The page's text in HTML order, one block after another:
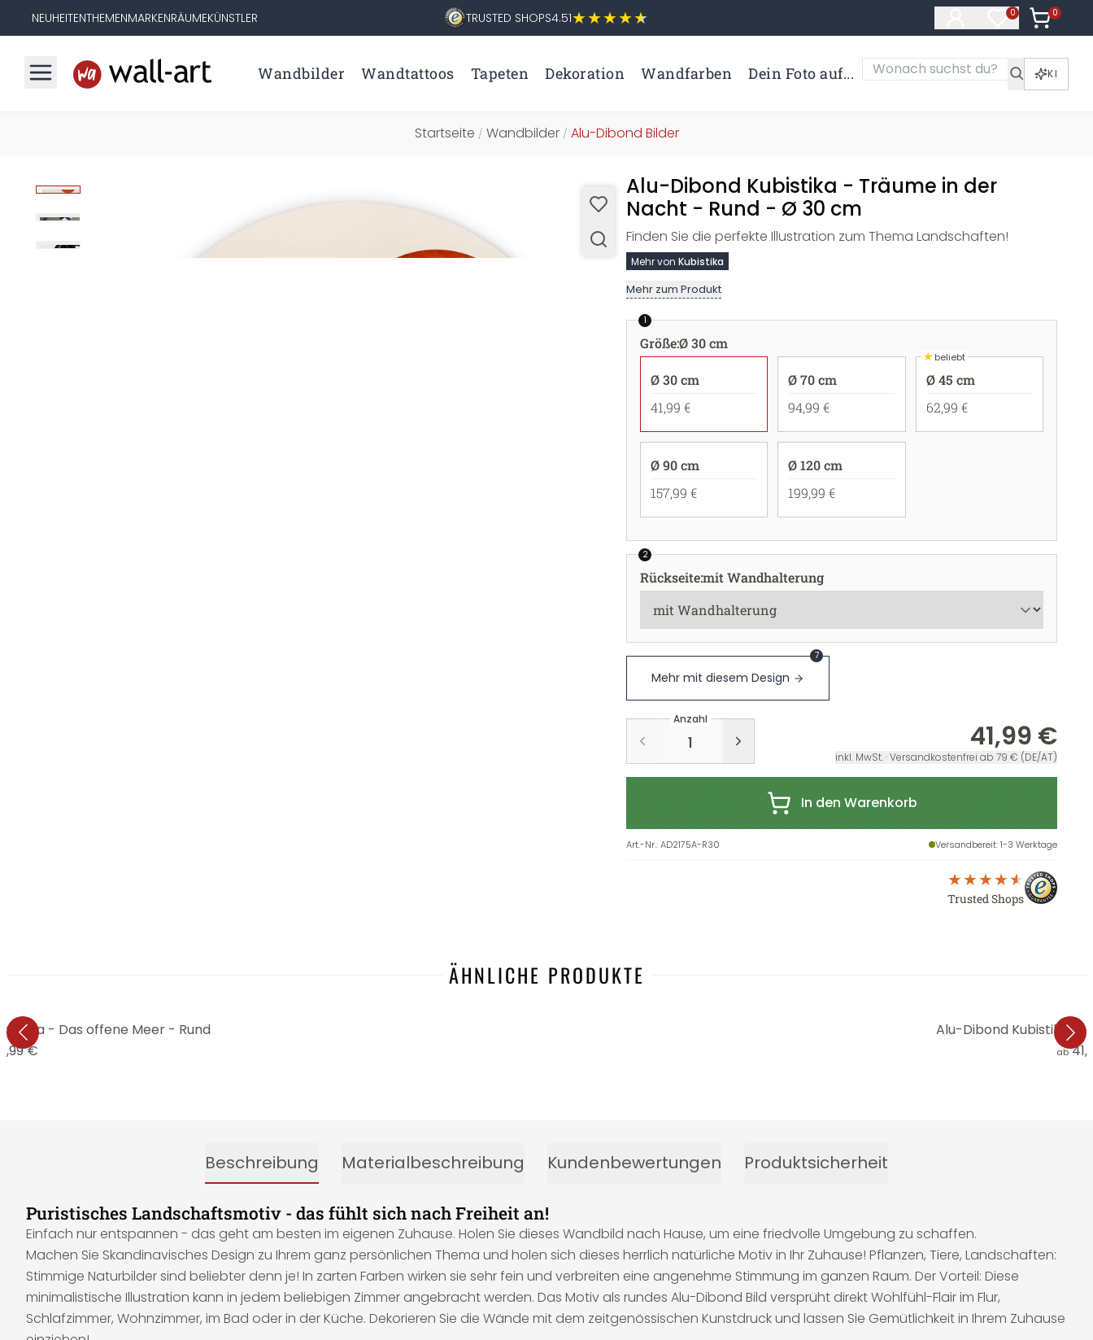
NEUHEITENTHEMENMARKENRÄUMEKÜNSTLER TRUSTED SHOPS4.51 0
Artikel im
0
Artikel
Wandbilder Wandtattoos Tapeten Dekoration Wandfarben Dein Foto auf... KI
Startseite / Wandbilder/ Alu-Dibond Bilder
Alu-Dibond Kubistika - Träume in der
Nacht - Rund - Ø 30 cm
Finden Sie die perfekte Illustration zum Thema Landschaften!
Mehr von Kubistika
Mehr zum Produkt
1
Größe:Ø 30 cm
Ø 30 cm
41,99 €
Ø 70 cm
94,99 €
★beliebt
Ø 45 cm
62,99 €
Ø 90 cm
157,99 €
Ø 120 cm
199,99 €
2
Rückseite:mit Wandhalterung
Mehr mit diesem Design
7
Anzahl
41,99 €
inkl. MwSt. · Versandkostenfrei ab 79 € (DE/AT)
In den Warenkorb
Art.-Nr.:AD2175A-R30 Versandbereit: 1-3 Werktage
Trusted Shops
ÄHNLICHE PRODUKTE
- Das offene Meer - Rund
€
Alu-Dibond Kubistika -
ab
Beschreibung Materialbeschreibung Kundenbewertungen Produktsicherheit
Puristisches Landschaftsmotiv - das fühlt sich nach Freiheit an!
Einfach nur entspannen - das geht am besten im eigenen Zuhause. Holen Sie dieses Wandbild nach Hause, um eine friedvolle Umgebung zu schaffen.
Machen Sie Skandinavisches Design zu Ihrem ganz persönlichen Thema und holen sich dieses herrlich natürliche Motiv in Ihr Zuhause! Pflanzen, Tiere, Landschaften:
Stimmige Naturbilder sind beliebter denn je! In zarten Farben wirken sie sehr fein und verbreiten eine angenehme Stimmung im ganzen Raum. Der Vorteil: Diese
minimalistische Illustration kann in jedem beliebigen Zimmer angebracht werden. Das Motiv als rundes Alu-Dibond Bild versprüht direkt Wohlfühl-Flair im Flur,
Schlafzimmer, Wohnzimmer, im Bad oder in der Küche. Dekorieren Sie die Wände mit dem zeitgenössischen Kunstdruck und lassen Sie Gemütlichkeit in Ihrem Zuhause